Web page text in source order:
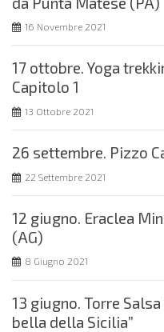
16 Novembre 2021
17 ottobre. Yoga
Capitolo 1
13 Ottobre 2021
26 settembre. Pizzo
22 Settembre 2021
12 giugno. Eraclea
(AG)
8 Giugno 2021
13 giugno. Torre
bella della Sicilia”